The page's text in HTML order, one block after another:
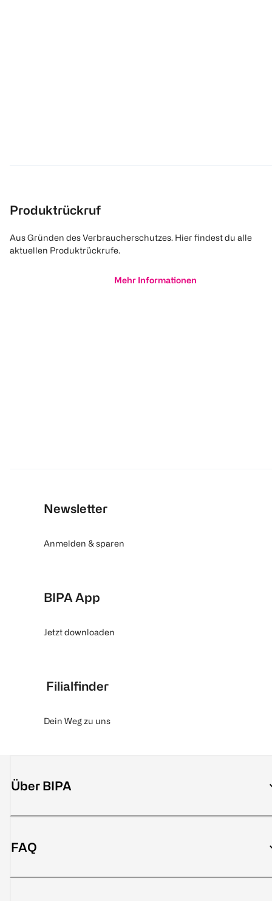
Produktrückruf
Aus Gründen des Verbraucherschutzes. Hier findest du alle
aktuellen Produktrückrufe.
Mehr Informationen
Newsletter
Anmelden & sparen
BIPA App
Jetzt downloaden
Filialfinder
Dein Weg zu uns
Über BIPA
FAQ